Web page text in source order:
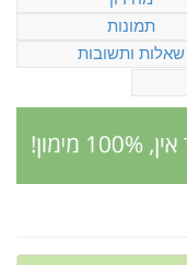
תמונות
שאלות ותשובות